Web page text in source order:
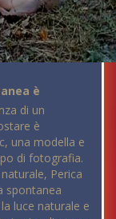
è
di un
è
una modella e
di fotografia.
Perica
spontanea
luce naturale e